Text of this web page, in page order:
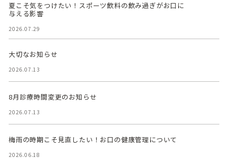
夏こそ気をつけたい！スポーツ飲料の飲み過ぎがお口に
与える影響
2026.07.29
大切なお知らせ
2026.07.13
8月診療時間変更のお知らせ
2026.07.13
梅雨の時期こそ見直したい！お口の健康管理について
2026.06.18